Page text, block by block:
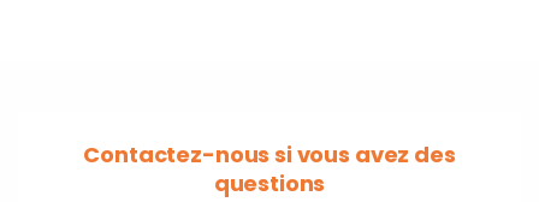
Contactez-nous si vous avez des
questions